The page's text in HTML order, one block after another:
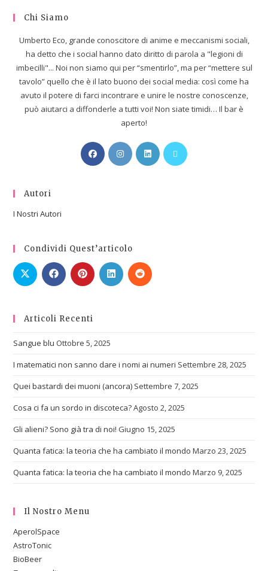
Chi Siamo
Umberto Eco, grande conoscitore di anime e meccanismi sociali,
ha detto che i social hanno dato diritto di parola a "legioni di
imbecilli"... Noi non siamo qui per “smentirlo”, ma per “mettere sul
tavolo” quello che è il lato buono dei social media: così come ha
avuto il potere di farci incontrare e unire le nostre conoscenze,
può aiutarci a diffonderle a tutti voi! Non siate timidi… Il bar è
aperto!
Autori
I Nostri Autori
Condividi Quest’articolo
Articoli Recenti
Sangue blu Ottobre 5, 2025
I matematici non sanno dare i nomi ai numeri Settembre 28, 2025
Quei bastardi dei muoni (ancora) Settembre 7, 2025
Cosa ci fa un sordo in discoteca?Agosto 2, 2025
Gli alieni? Sono già tra di noi! Giugno 15, 2025
Quanta fatica: la teoria che ha cambiato il mondo Marzo 23, 2025
Quanta fatica: la teoria che ha cambiato il mondo Marzo 9, 2025
Il Nostro Menu
AperolSpace
AstroTonic
BioBeer